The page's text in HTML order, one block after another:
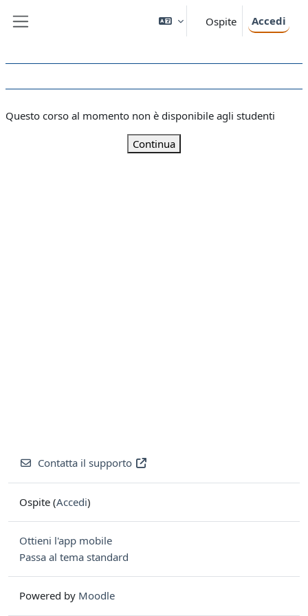
Ospite Accedi
Questo corso al momento non è disponibile agli studenti
Continua
Contatta il supporto
Ospite (Accedi)
Ottieni l'app mobile
Passa al tema standard
Powered by Moodle